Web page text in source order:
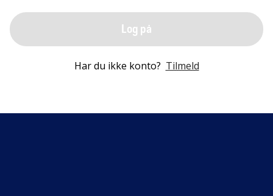
Log på
Har du ikke konto? Tilmeld